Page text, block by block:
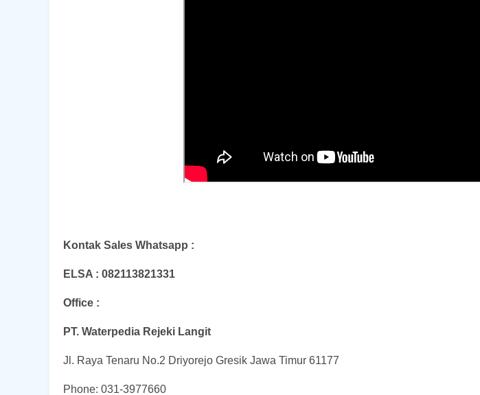
Kontak Sales Whatsapp :
ELSA : 082113821331
Office :
PT. Waterpedia Rejeki Langit
Jl. Raya Tenaru No.2 Driyorejo Gresik Jawa Timur 61177
Phone: 031-3977660